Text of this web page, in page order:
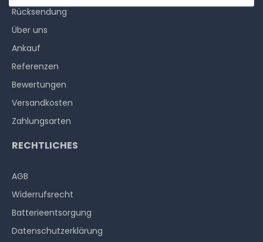
Rücksendung
Über uns
Ankauf
Referenzen
Bewertungen
Versandkosten
Zahlungsarten
RECHTLICHES
AGB
Widerrufs­recht
Batterieentsorgung
Datenschutzerklärung